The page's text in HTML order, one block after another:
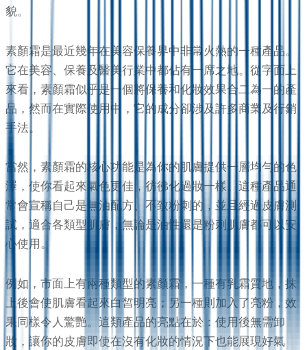
貌。
素顏霜是最近幾年在美容保養界中非常火熱的一種產品。
它在美容、保養及醫美行業中都佔有一席之地。從字面上
來看，素顏霜似乎是一個將保養和化妝效果合二為一的產
品，然而在實際使用中，它的成分卻涉及許多商業及行銷
手法。
當然，素顏霜的核心功能是為你的肌膚提供一層均勻的色
澤，使你看起來氣色更佳，彷彿化過妝一樣。這種產品通
常會宣稱自己是無油配方、不致粉刺的，並且經過皮膚測
試，適合各類型肌膚，無論是油性還是粉刺肌膚都可以安
心使用。
例如，市面上有兩種類型的素顏霜，一種有乳霜質地，抹
上後會使肌膚看起來白皙明亮；另一種則加入了亮粉，效
果同樣令人驚艷。這類產品的亮點在於：使用後無需卸
妝，讓你的皮膚即使在沒有化妝的情況下也能展現好氣